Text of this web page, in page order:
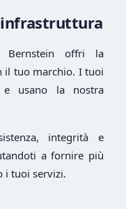
Bernstein offri la
il tuo marchio. I tuoi
usano la nostra
integrità e
a fornire più
i tuoi servizi.